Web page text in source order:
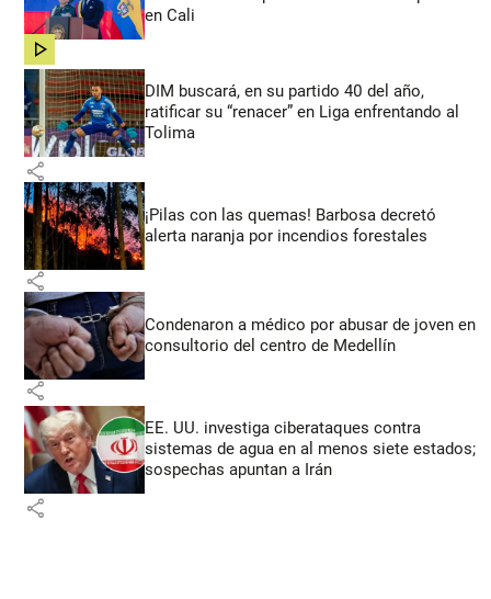
en Cali
share
DIM buscará, en su partido 40 del año,
ratificar su “renacer” en Liga enfrentando al
Tolima
share
¡Pilas con las quemas! Barbosa decretó
alerta naranja por incendios forestales
share
Condenaron a médico por abusar de joven en
consultorio del centro de Medellín
share
EE. UU. investiga ciberataques contra
sistemas de agua en al menos siete estados;
sospechas apuntan a Irán
share